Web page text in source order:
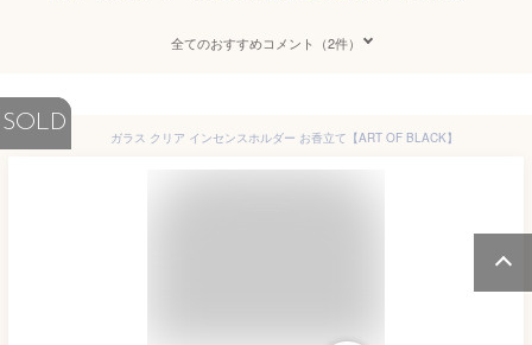
全てのおすすめコメント（2件）
SOLD
ガラス クリア インセンスホルダー お香立て【ART OF BLACK】